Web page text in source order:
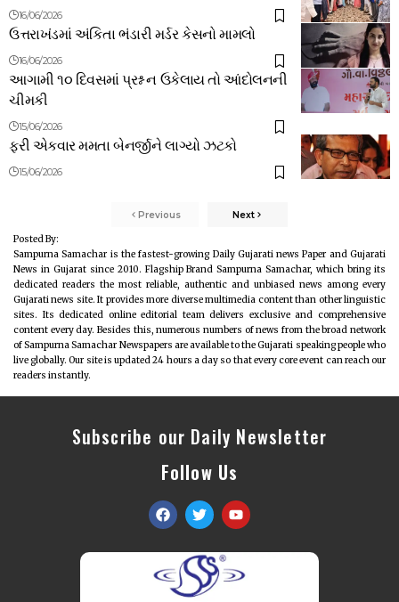
16/06/2026
ઉત્તરાખંડમાં અંકિતા ભંડારી મર્ડર કેસનો મામલો
16/06/2026
આગામી ૧૦ દિવસમાં પ્રશ્ન ન ઉકેલાય તો આંદોલનની
ચીમકી
15/06/2026
ફરી એકવાર મમતા બેનર્જીને લાગ્યો ઝટકો
15/06/2026
Previous Next
Posted By:
Sampurna Samachar is the fastest-growing Daily Gujarati news Paper and Gujarati
News in Gujarat since 2010. Flagship Brand Sampurna Samachar, which bring its
dedicated readers the most reliable, authentic and unbiased news among every
Gujarati news site. It provides more diverse multimedia content than other linguistic
sites. Its dedicated online editorial team delivers exclusive and comprehensive
content every day. Besides this, numerous numbers of news from the broad network
of Sampurna Samachar Newspapers are available to the Gujarati speaking people who
live globally. Our site is updated 24 hours a day so that every core event can reach our
readers instantly.
Subscribe our Daily Newsletter
Follow Us